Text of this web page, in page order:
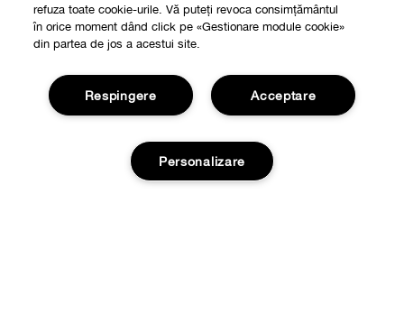
Localizeaza un magazin
refuza toate cookie-urile. Vă puteți revoca consimțământul
în orice moment dând click pe «Gestionare module cookie»
din partea de jos a acestui site.
Acceptare
Respingere
Personalizare